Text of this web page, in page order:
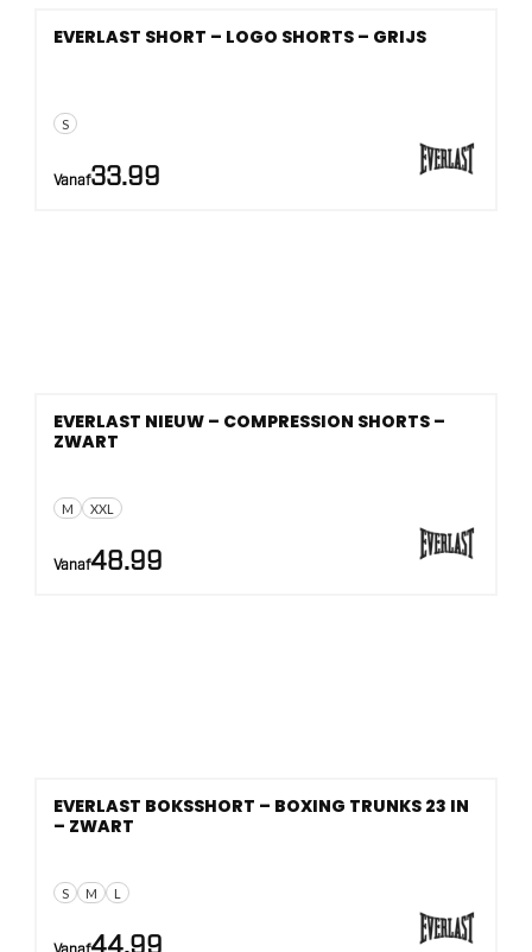
S
EVERLAST SHORT – LOGO SHORTS – GRIJS
Vanaf33.99
M XXL
EVERLAST NIEUW – COMPRESSION SHORTS –
ZWART
Vanaf48.99
S M L
EVERLAST BOKSSHORT – BOXING TRUNKS 23 IN
– ZWART